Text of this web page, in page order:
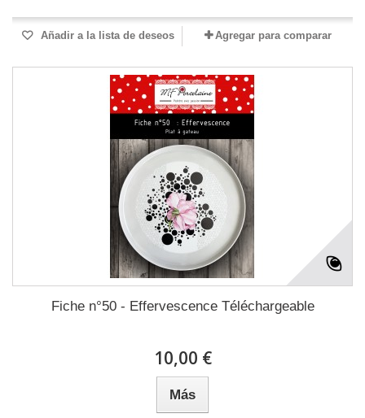
Añadir a la lista de deseos Agregar para comparar
Fiche n°50 - Effervescence Téléchargeable
10,00 €
Más